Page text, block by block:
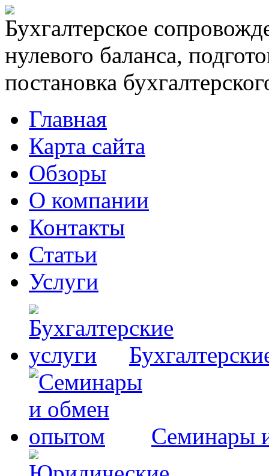
Бухгалтерское
нулевого баланса,
постановка
Главная
Карта сайта
Обзоры
О компании
Контакты
Статьи
Услуги
Семинары